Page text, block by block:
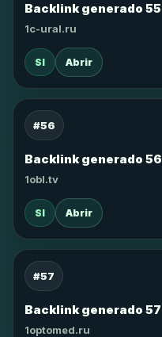
Backlink generado 55
1c-ural.ru
SI Abrir
#56
Backlink generado 56
1obl.tv
SI Abrir
#57
Backlink generado 57
1optomed.ru